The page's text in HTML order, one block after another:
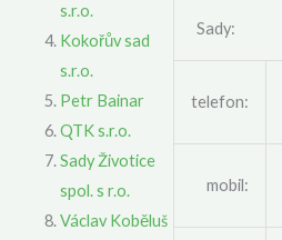
s.r.o.
Kokořův sad
s.r.o.
Petr Bainar
QTK s.r.o.
Sady Životice
spol. s r.o.
Václav Koběluš
Sady:
telefon:
mobil: